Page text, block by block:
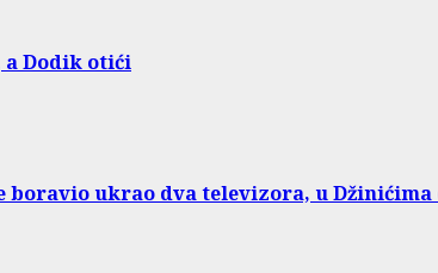
a Dodik otići
ukrao dva televizora, u Džinićima